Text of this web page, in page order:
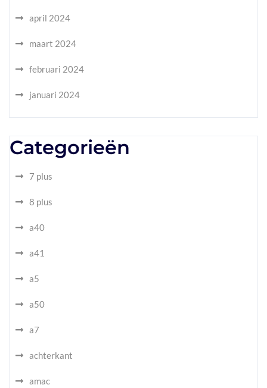
april 2024
maart 2024
februari 2024
januari 2024
Categorieën
7 plus
8 plus
a40
a41
a5
a50
a7
achterkant
amac